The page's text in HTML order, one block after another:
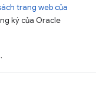
trang web của
ký của Oracle